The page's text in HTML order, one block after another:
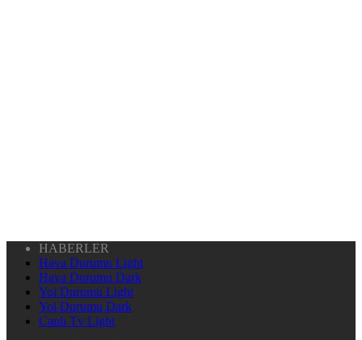
HABERLER
Hava Durumu Light
Hava Durumu Dark
Yol Durumu Light
Yol Durumu Dark
Canlı Tv Light